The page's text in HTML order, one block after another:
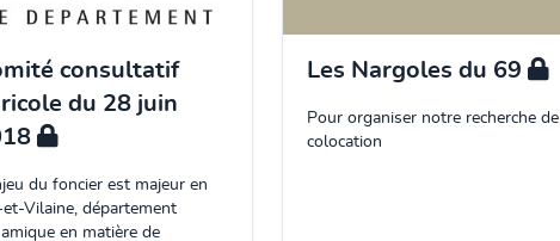
consultatif
du 28 juin
du foncier est majeur en
Vilaine, département
en matière de
Les Nargoles du 69
Pour organiser notre recherche de
colocation